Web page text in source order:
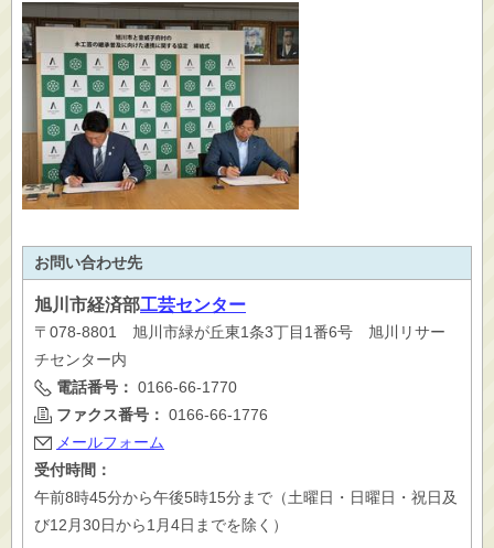
お問い合わせ先
旭川市経済部工芸センター
〒078-8801 旭川市緑が丘東1条3丁目1番6号 旭川リサー
チセンター内
電話番号： 0166-66-1770
ファクス番号： 0166-66-1776
メールフォーム
受付時間：
午前8時45分から午後5時15分まで（土曜日・日曜日・祝日及
び12月30日から1月4日までを除く）